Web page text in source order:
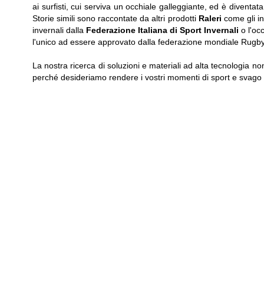
ai surfisti, cui serviva un occhiale galleggiante, ed è
Storie simili sono raccontate da altri prodotti Raleri come gli
invernali dalla Federazione Italiana di Sport Invernali o
l'unico ad essere approvato dalla federazione mondiale
La nostra ricerca di soluzioni e materiali ad alta tecnologia
perché desideriamo rendere i vostri momenti di sport e